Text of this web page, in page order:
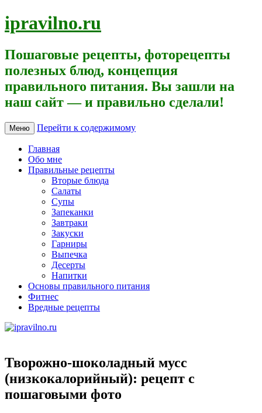
ipravilno.ru
Пошаговые рецепты, фоторецепты
полезных блюд, концепция
правильного питания. Вы зашли на
наш сайт — и правильно сделали!
Меню Перейти к содержимому
Главная
Обо мне
Правильные рецепты
Вторые блюда
Салаты
Супы
Запеканки
Завтраки
Закуски
Гарниры
Выпечка
Десерты
Напитки
Основы правильного питания
Фитнес
Вредные рецепты
Творожно-шоколадный мусс
(низкокалорийный): рецепт с
пошаговыми фото